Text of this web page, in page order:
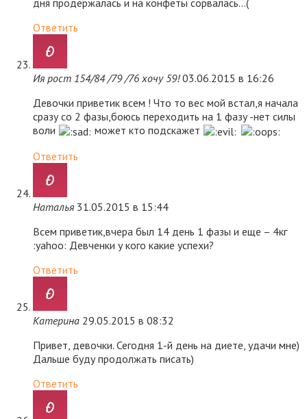
дня продержалась и на конфеты сорвалась…(
Ответить
Ия рост 154/84 /79 /76 хочу 59! 03.06.2015 в 16:26
Девочки приветик всем ! Что то вес мой встал,я начала
сразу со 2 фазы,боюсь переходить на 1 фазу -нет силы
воли
может кто подскажет
Ответить
Наталья 31.05.2015 в 15:44
Всем приветик,вчера был 14 день 1 фазы и еще – 4кг
:yahoo: Девченки у кого какие успехи?
Ответить
Катерина 29.05.2015 в 08:32
Привет, девочки. Сегодня 1-й день на диете, удачи мне)
Дальше буду продолжать писать)
Ответить